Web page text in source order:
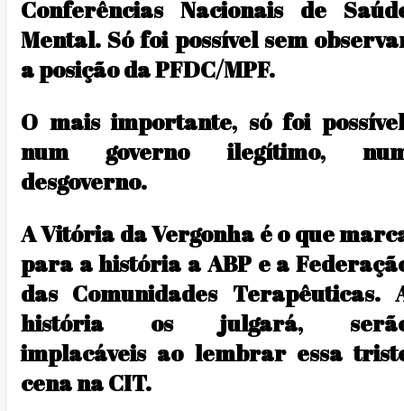
Conferências Nacionais de
Mental. Só foi possível sem
a posição da PFDC/MPF.
O mais importante, só foi
num governo ilegítimo,
desgoverno.
A Vitória da Vergonha é o que
para a história a ABP e a
das Comunidades Terapêuticas.
história os julgará,
implacáveis ao lembrar essa
cena na CIT.